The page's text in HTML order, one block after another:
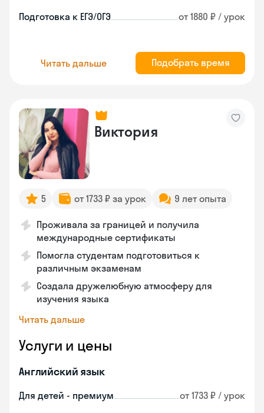
Подготовка к ЕГЭ/ОГЭ от 1880 ₽ / урок
Читать дальше Подобрать время
Виктория
5 от 1733 ₽ за урок 9 лет опыта
Проживала за границей и получила
международные сертификаты
Помогла студентам подготовиться к
различным экзаменам
Создала дружелюбную атмосферу для
изучения языка
Читать дальше
Услуги и цены
Английский язык
Для детей - премиум от 1733 ₽ / урок